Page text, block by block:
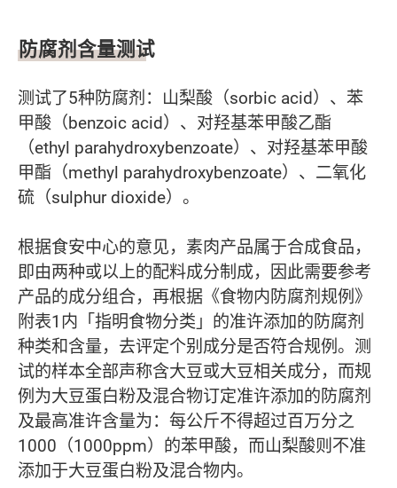
防腐剂含量测试
测试了5种防腐剂：山梨酸（sorbic acid）、苯
甲酸（benzoic acid）、对羟基苯甲酸乙酯
（ethyl parahydroxybenzoate）、对羟基苯甲酸
甲酯（methyl parahydroxybenzoate）、二氧化
硫（sulphur dioxide）。
根据食安中心的意见，素肉产品属于合成食品，
即由两种或以上的配料成分制成，因此需要参考
产品的成分组合，再根据《食物内防腐剂规例》
附表1内「指明食物分类」的准许添加的防腐剂
种类和含量，去评定个别成分是否符合规例。测
试的样本全部声称含大豆或大豆相关成分，而规
例为大豆蛋白粉及混合物订定准许添加的防腐剂
及最高准许含量为：每公斤不得超过百万分之
1000（1000ppm）的苯甲酸，而山梨酸则不准
添加于大豆蛋白粉及混合物内。